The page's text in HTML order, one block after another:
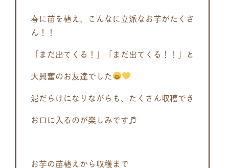
春に苗を植え、こんなに立派なお芋がたくさ
ん！！
「まだ出てくる！」「まだ出てくる！！」と
大興奮のお友達でした
泥だらけになりながらも、たくさん収穫でき
お口に入るのが楽しみです♬
お芋の苗植えから収穫まで